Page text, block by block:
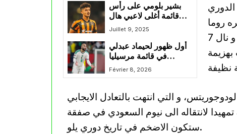
بشير بلومي على رأس
قائمة أغلى لاعبي هال
سيتي
Juillet 9, 2025
أول ظهور لحيماد عبدلي
في قائمة مرسيليا
المستدعاة لكلاسيكو
فرنسا
Février 8, 2026
روما
الإيطالي، قدم الدولي الجزائري مردودا محترما و نال 7
و التي انتهت بالتعادل الايجابي
لانتقاله الى نيوم السعودي في صفقة
ستكون الاضخم في تاريخ دوري يلو.